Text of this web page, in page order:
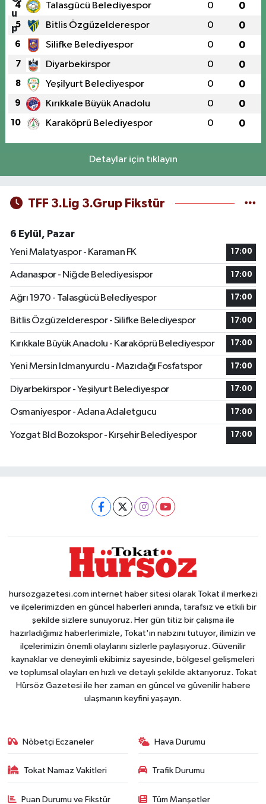
4 Talasgücü Belediyespor 0 0
5 Bitlis Özgüzelderespor 0 0
6 Silifke Belediyespor 0 0
7 Diyarbekirspor 0 0
8 Yeşilyurt Belediyespor 0 0
9 Kırıkkale Büyük Anadolu 0 0
10 Karaköprü Belediyespor 0 0
Detaylar için tıklayın
TFF 3.Lig 3.Grup Fikstür
6 Eylül, Pazar
Yeni Malatyaspor - Karaman FK
17:00
Adanaspor - Niğde Belediyesispor 17:00
Ağrı 1970 - Talasgücü Belediyespor 17:00
Bitlis Özgüzelderespor - Silifke Belediyespor 17:00
Kırıkkale Büyük Anadolu - Karaköprü Belediyespor 17:00
Yeni Mersin Idmanyurdu - Mazıdağı Fosfatspor 17:00
Diyarbekirspor - Yeşilyurt Belediyespor 17:00
Osmaniyespor - Adana Adaletgucu 17:00
Yozgat Bld Bozokspor - Kırşehir Belediyespor 17:00
hursozgazetesi.com internet haber sitesi olarak Tokat il merkezi
ve ilçelerimizden en güncel haberleri anında, tarafsız ve etkili bir
şekilde sizlere sunuyoruz. Her gün titiz bir çalışma ile
hazırladığımız haberlerimizle, Tokat'ın nabzını tutuyor, ilimizin ve
ilçelerimizin önemli olaylarını sizlerle paylaşıyoruz. Güvenilir
kaynaklar ve deneyimli ekibimiz sayesinde, bölgesel gelişmeleri
ve toplumsal olayları en hızlı ve detaylı şekilde aktarıyoruz. Tokat
Hürsöz Gazetesi ile her zaman en güncel ve güvenilir habere
ulaşmanın keyfini yaşayın.
Nöbetçi Eczaneler Hava Durumu
Tokat Namaz Vakitleri Trafik Durumu
Puan Durumu ve Fikstür Tüm Manşetler